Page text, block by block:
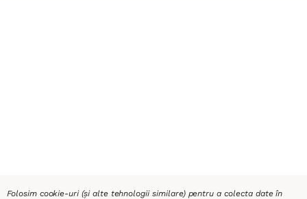
Folosim cookie-uri (și alte tehnologii similare) pentru a colecta date în